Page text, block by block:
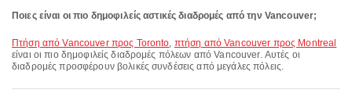
Ποιες είναι οι πιο δημοφιλείς αστικές διαδρομές από την Vancouver;
πτήση από Vancouver προς Toronto, πτήση από Vancouver προς Montreal
είναι οι πιο δημοφιλείς διαδρομές πόλεων από Vancouver. Αυτές οι
διαδρομές προσφέρουν βολικές συνδέσεις από μεγάλες πόλεις.